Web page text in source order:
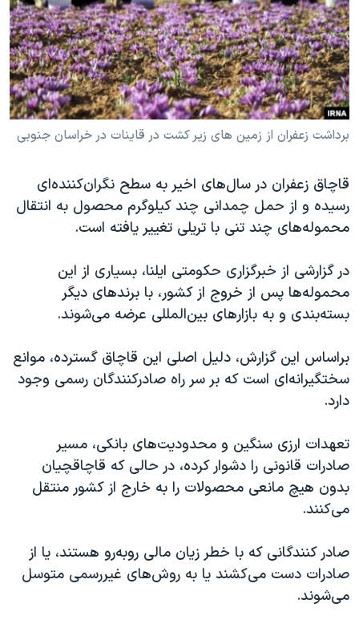
فرهنگ و زندگی
حقوق شهروندی
اقتصادی
علم و فناوری
اسرائیل در جنگ
آرشیو پخش زنده
مستندها
انتخابات ریاست جمهوری آمریکا ۲۰۲۴
حمله جمهوری اسلامی به اسرائیل
رمز مهسا
ورزش زنان در ایران
مجموعه مستندهای دادخواهی
تریبونال مردمی آبان ۹۸
چهل سال گروگان‌گیری
قانون شفافیت دارائی کادر رهبری ایران
اسرائیل در جنگ
نرگس محمدی برنده جایزه نوبل صلح
صفحه‌های ویژه
سفر پرزیدنت ترامپ به چین
دنبال کنید
زبانهای مختلف
برداشت زعفران از زمین های زیر کشت در قاینات در خراسان جنوبی
قاچاق زعفران در سال‌های اخیر به سطح نگران‌کننده‌ای
رسیده و از حمل چمدانی چند کیلوگرم محصول به انتقال
محموله‌های چند تنی با تریلی تغییر یافته است.
در گزارشی از خبرگزاری حکومتی ایلنا، بسیاری از این
محموله‌ها پس از خروج از کشور، با برندهای دیگر
بسته‌بندی و به بازارهای بین‌المللی عرضه می‌شوند.
براساس این گزارش، دلیل اصلی این قاچاق گسترده، موانع
سختگیرانه‌ای است که بر سر راه صادرکنندگان رسمی وجود
دارد.
تعهدات ارزی سنگین و محدودیت‌های بانکی، مسیر
صادرات قانونی را دشوار کرده، در حالی که قاچاقچیان
بدون هیچ مانعی محصولات را به خارج از کشور منتقل
می‌کنند.
صادر کنندگانی که با خطر زیان مالی روبه‌رو هستند، یا از
صادرات دست می‌کشند یا به روش‌های غیررسمی متوسل
می‌شوند.